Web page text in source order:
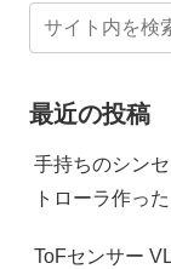
最近の投稿
手持ちのシン
トローラ作った
ToFセンサー